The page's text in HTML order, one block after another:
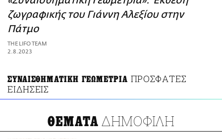
ΑΜΠΑ
PRINT
ζωγραφικής του Γιάννη Αλεξίου στην
Πάτμο
THE LIFO TEAM
2.8.2023
ΣΥΝΑΙΣΘΗΜΑΤΙΚΗ ΓΕΩΜΕΤΡΙΑ ΠΡΟΣΦΑΤΕΣ
ΕΙΔΗΣΕΙΣ
ΘΕΜΑΤΑ ΔΗΜΟΦΙΛΗ